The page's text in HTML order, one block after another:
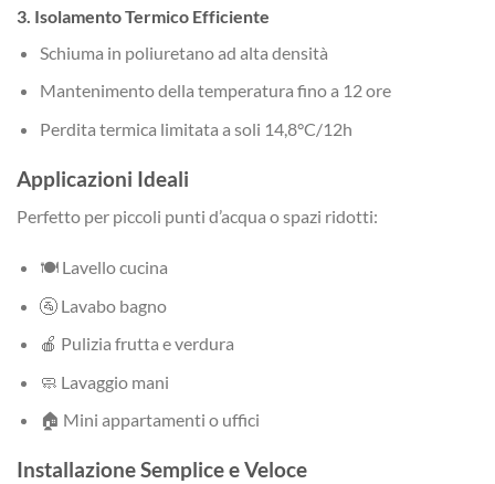
3. Isolamento Termico Efficiente
Schiuma in poliuretano ad alta densità
Mantenimento della temperatura fino a 12 ore
Perdita termica limitata a soli 14,8°C/12h
Applicazioni Ideali
Perfetto per piccoli punti d’acqua o spazi ridotti:
🍽️ Lavello cucina
🚰 Lavabo bagno
🍎 Pulizia frutta e verdura
🧼 Lavaggio mani
🏠 Mini appartamenti o uffici
Installazione Semplice e Veloce